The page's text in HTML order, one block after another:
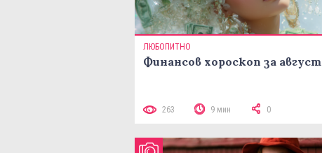
ЛЮБОПИТНО
Финансов хороскоп за август
263 9 мин 0